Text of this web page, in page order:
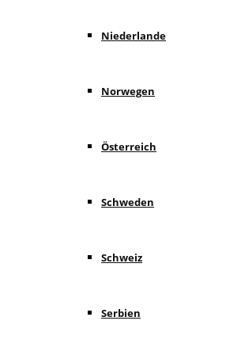
Niederlande
Norwegen
Österreich
Schweden
Schweiz
Serbien